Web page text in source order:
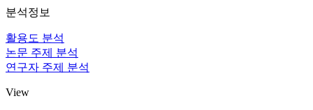
분석정보
활용도 분석
논문 주제 분석
연구자 주제 분석
View